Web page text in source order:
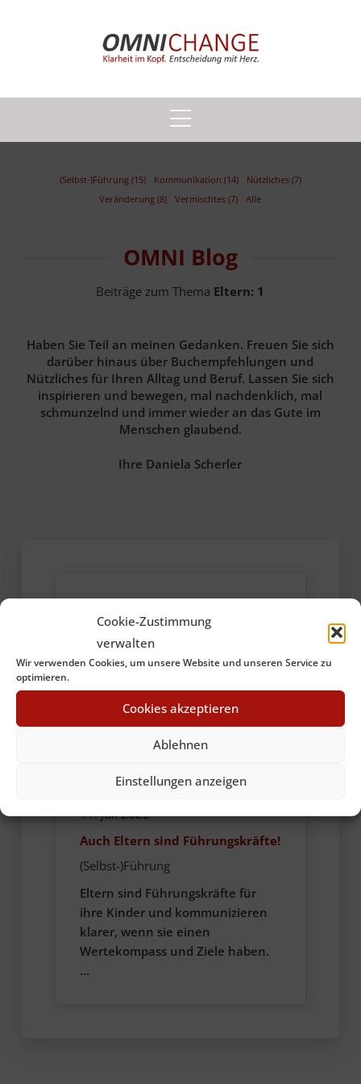
Cookie-Zustimmung
verwalten
Wir verwenden Cookies, um unsere Website und unseren Service zu
optimieren.
Cookies akzeptieren
Ablehnen
Einstellungen anzeigen
(Selbst-)Führung (15) Kommunikation (14)
Nützliches (7)
Veränderung (8)
Vermischtes (7) Alle
OMNI Blog
Beiträge zum Thema Eltern: 1
Haben Sie Teil an meinen Gedanken. Freuen Sie sich
darüber hinaus über Buchempfehlungen und
Nützliches für Ihren Alltag und Beruf. Lassen Sie sich
inspirieren und bewegen, mal nachdenklich, mal
schmunzelnd und immer wieder an das Gute im
Menschen glaubend.
Ihre Daniela Scherler
11. Juli 2022
Auch Eltern sind Führungskräfte!
(Selbst-)Führung
Eltern sind Führungskräfte für
ihre Kinder und kommunizieren
klarer, wenn sie einen
Wertekompass und Ziele haben.
…